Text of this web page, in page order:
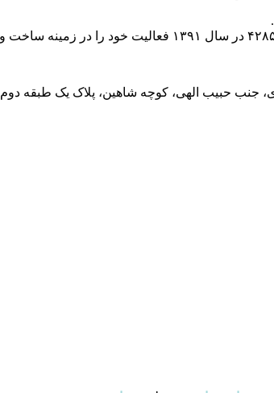
جنب حبیب الهی، کوچه شاهین، پلاک یک طبقه دوم